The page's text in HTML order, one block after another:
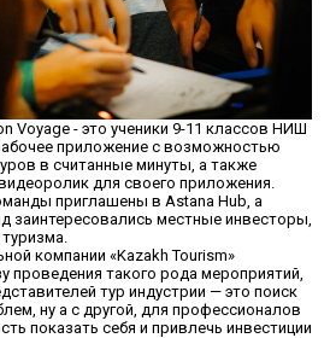
Voyage - это ученики 9-11 классов НИШ
приложение с возможностью
в считанные минуты, а также
для своего приложения.
приглашены в Astana Hub, а
заинтересовались местные инвесторы,
компании «Kazakh Tourism»
такого рода мероприятий,
тур индустрии — это поиск
ну а с другой, для профессионалов
показать себя и привлечь инвестиции